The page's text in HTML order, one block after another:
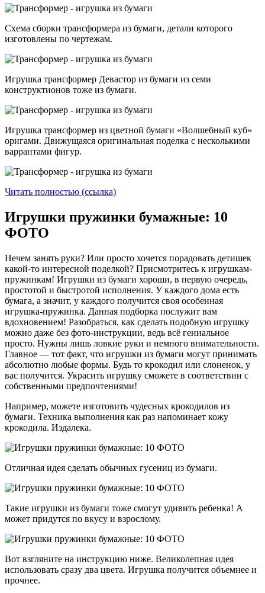
Схема сборки трансформера из бумаги, детали которого
изготовлены по чертежам.
Игрушка трансформер Девастор из бумаги из семи
конструктионов тоже из бумаги.
Игрушка трансформер из цветной бумаги «Волшебный куб»
оригами. Движущаяся оригинальная поделка с несколькими
варрантами фигур.
Читать полностью (ссылка)
Игрушки пружинки бумажные: 10
ФОТО
Нечем занять руки? Или просто хочется порадовать детишек
какой-то интересной поделкой? Присмотритесь к игрушкам-
пружинкам! Игрушки из бумаги хороши, в первую очередь,
простотой и быстротой исполнения. У каждого дома есть
бумага, а значит, у каждого получится своя особенная
игрушка-пружинка. Данная подборка послужит вам
вдохновением! Разобраться, как сделать подобную игрушку
можно даже без фото-инструкции, ведь всё гениальное
просто. Нужны лишь ловкие руки и немного внимательности.
Главное — тот факт, что игрушки из бумаги могут принимать
абсолютно любые формы. Будь то крокодил или слоненок, у
вас получится. Украсить игрушку сможете в соответствии с
собственными предпочтениями!
Например, можете изготовить чудесных крокодилов из
бумаги. Техника выполнения как раз напоминает кожу
крокодила. Издалека.
Отличная идея сделать обычных гусениц из бумаги.
Такие игрушки из бумаги тоже смогут удивить ребенка! А
может придутся по вкусу и взрослому.
Вот взгляните на инструкцию ниже. Великолепная идея
использовать сразу два цвета. Игрушка получится объемнее и
прочнее.